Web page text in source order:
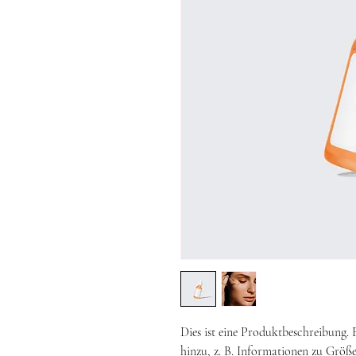
Dies ist eine
hinzu, z. B. Informationen zu